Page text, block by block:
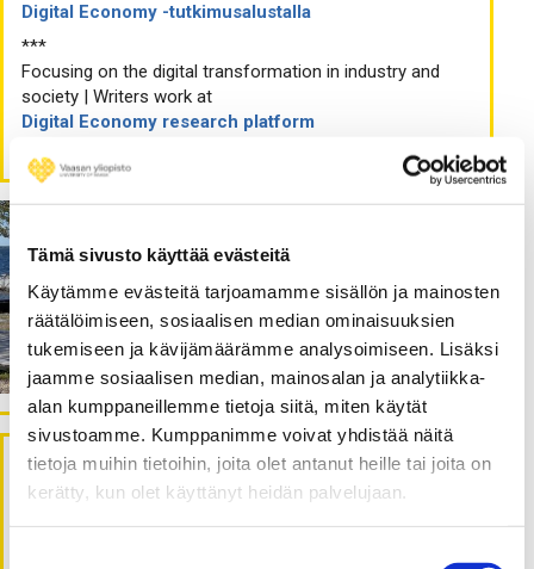
Tämä sivusto käyttää evästeitä
Käytämme evästeitä tarjoamamme sisällön ja mainosten
räätälöimiseen, sosiaalisen median ominaisuuksien
tukemiseen ja kävijämäärämme analysoimiseen. Lisäksi
jaamme sosiaalisen median, mainosalan ja analytiikka-
alan kumppaneillemme tietoja siitä, miten käytät
sivustoamme. Kumppanimme voivat yhdistää näitä
tietoja muihin tietoihin, joita olet antanut heille tai joita on
kerätty, kun olet käyttänyt heidän palvelujaan.
Digital Economy -tutkimusalustalla
***
Focusing on the digital transformation in industry and
society | Writers work at
Digital Economy research platform
Viimeisimmät artikkelit |